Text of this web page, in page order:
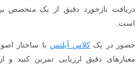
دریافت بازخورد دقیق از یک متخصص
است.
حضور در یککلاس آیلتس با ساختار
معیارهای دقیق ارزیابی تمرین کنید و